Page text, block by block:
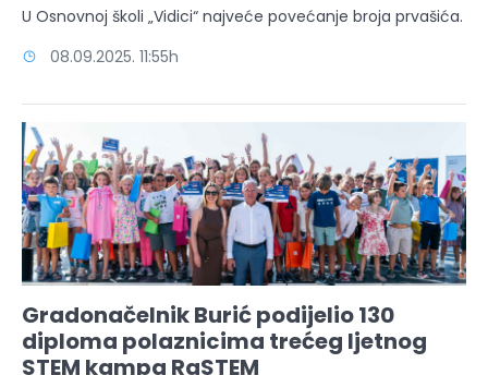
U Osnovnoj školi „Vidici“ najveće povećanje broja prvašića.
08.09.2025. 11:55h
Gradonačelnik Burić podijelio 130
diploma polaznicima trećeg ljetnog
STEM kampa RaSTEM